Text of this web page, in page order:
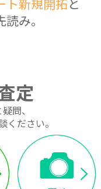
ト新規開拓と
み。
定
問、
ください。